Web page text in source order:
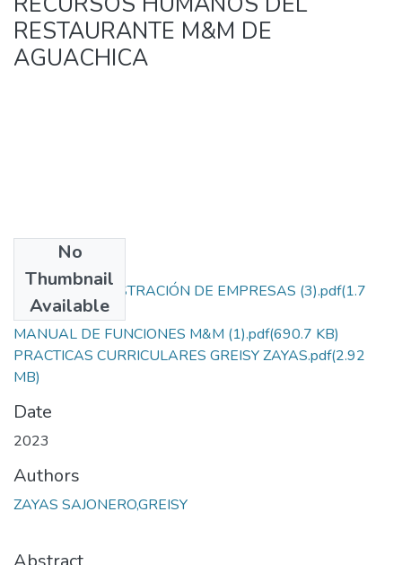
RESTAURANTE M&M DE
AGUACHICA
No
Thumbnail
Available
GREISY ADMINISTRACIÓN DE EMPRESAS (3).pdf(1.7
MB)
MANUAL DE FUNCIONES M&M (1).pdf(690.7 KB)
PRACTICAS CURRICULARES GREISY ZAYAS.pdf(2.92
MB)
Date
2023
Authors
ZAYAS SAJONERO,GREISY